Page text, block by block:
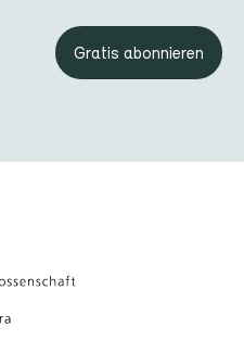
Gratis abonnieren